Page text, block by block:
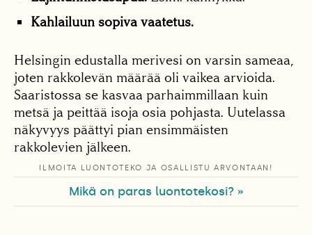
Kahlailuun sopiva vaatetus.
Helsingin edustalla merivesi on varsin sameaa,
joten rakkolevän määrää oli vaikea arvioida.
Saaristossa se kasvaa parhaimmillaan kuin
metsä ja peittää isoja osia pohjasta. Uutelassa
näkyvyys päättyi pian ensimmäisten
rakkolevien jälkeen.
ILMOITA LUONTOTEKO JA OSALLISTU ARVONTAAN!
Mikä on paras luontotekosi? »